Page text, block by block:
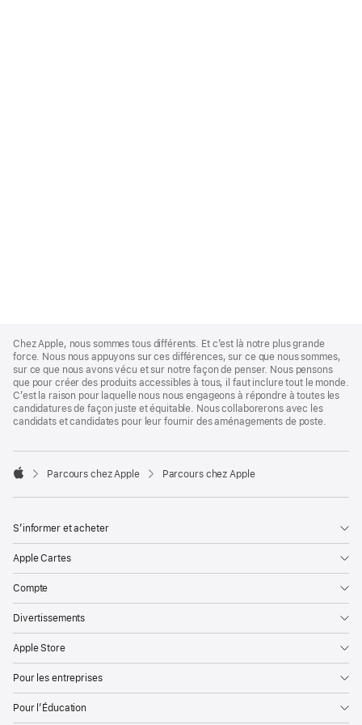
Footer
Chez Apple, nous sommes tous différents. Et c’est là notre plus grande
force. Nous nous appuyons sur ces différences, sur ce que nous sommes,
sur ce que nous avons vécu et sur notre façon de penser. Nous pensons
que pour créer des produits accessibles à tous, il faut inclure tout le monde.
C’est la raison pour laquelle nous nous engageons à répondre à toutes les
candidatures de façon juste et équitable. Nous collaborerons avec les
candidats et candidates pour leur fournir des aménagements de poste.

Parcours chez Apple Parcours chez Apple
S’informer et acheter
Apple Cartes
Compte
Divertissements
Apple Store
Pour les entreprises
Pour l’Éducation